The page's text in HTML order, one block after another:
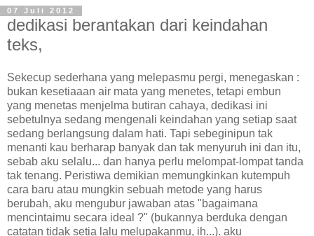
07 Juli 2012
dedikasi berantakan dari keindahan
teks,
Sekecup sederhana yang melepasmu pergi, menegaskan :
bukan kesetiaaan air mata yang menetes, tetapi embun
yang menetas menjelma butiran cahaya, dedikasi ini
sebetulnya sedang mengenali keindahan yang setiap saat
sedang berlangsung dalam hati. Tapi sebeginipun tak
menanti kau berharap banyak dan tak menyuruh ini dan itu,
sebab aku selalu... dan hanya perlu melompat-lompat tanda
tak tenang. Peristiwa demikian memungkinkan kutempuh
cara baru atau mungkin sebuah metode yang harus
berubah, aku mengubur jawaban atas "bagaimana
mencintaimu secara ideal ?" (bukannya berduka dengan
catatan tidak setia lalu melupakanmu, ih...). aku